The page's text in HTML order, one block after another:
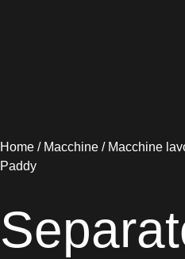
Home / Macchine / Macchine
Paddy